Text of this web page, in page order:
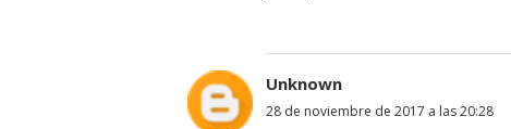
Unknown
28 de noviembre de 2017 a las 20:28